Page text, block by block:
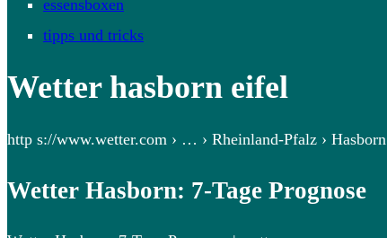
essensboxen
tipps und tricks
Wetter hasborn eifel
http s://www.wetter.com › … › Rheinland-Pfalz › Hasborn
Wetter Hasborn: 7-Tage Prognose